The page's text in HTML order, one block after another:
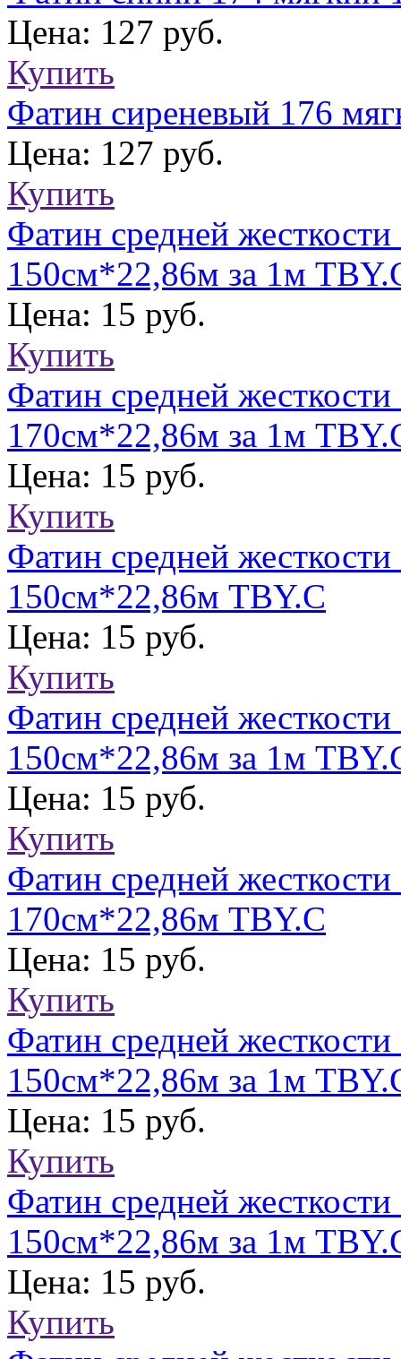
Цена: 127 руб.
Купить
Фатин сиреневый 176
Цена: 127 руб.
Купить
Фатин средней
150см*22,86м за 1м
Цена: 15 руб.
Купить
Фатин средней
170см*22,86м за 1м
Цена: 15 руб.
Купить
Фатин средней
150см*22,86м TBY.C
Цена: 15 руб.
Купить
Фатин средней
150см*22,86м за 1м
Цена: 15 руб.
Купить
Фатин средней
170см*22,86м TBY.C
Цена: 15 руб.
Купить
Фатин средней
150см*22,86м за 1м
Цена: 15 руб.
Купить
Фатин средней
150см*22,86м за 1м
Цена: 15 руб.
Купить